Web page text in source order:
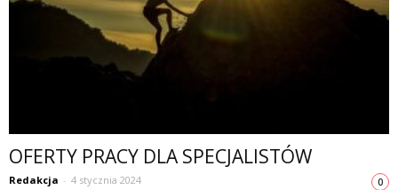
OFERTY PRACY DLA SPECJALISTÓW
Redakcja - 4 stycznia 2024 0